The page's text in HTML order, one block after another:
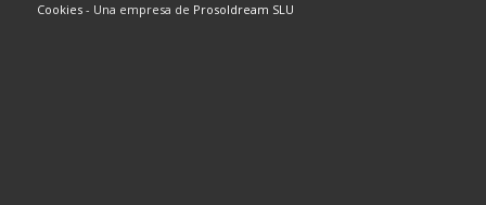
Cookies- Una empresa de Prosoldream SLU